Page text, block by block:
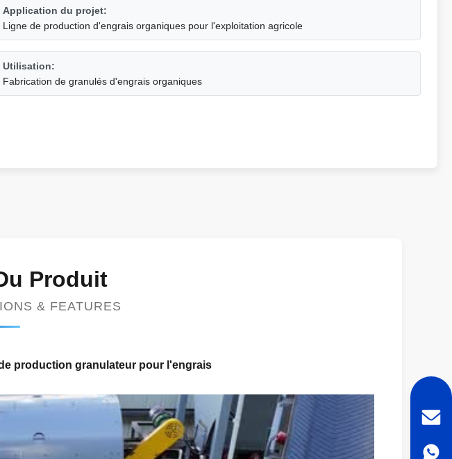
Application du projet:
Ligne de production d'engrais organiques pour l'exploitation agricole
Utilisation:
Fabrication de granulés d'engrais organiques
Produit
& FEATURES
production granulateur pour l'engrais